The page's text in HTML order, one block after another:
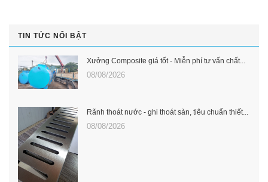
TIN TỨC NỔI BẬT
Xưởng Composite giá tốt - Miễn phí tư vấn chất...
08/08/2026
Rãnh thoát nước - ghi thoát sàn, tiêu chuẩn thiết...
08/08/2026